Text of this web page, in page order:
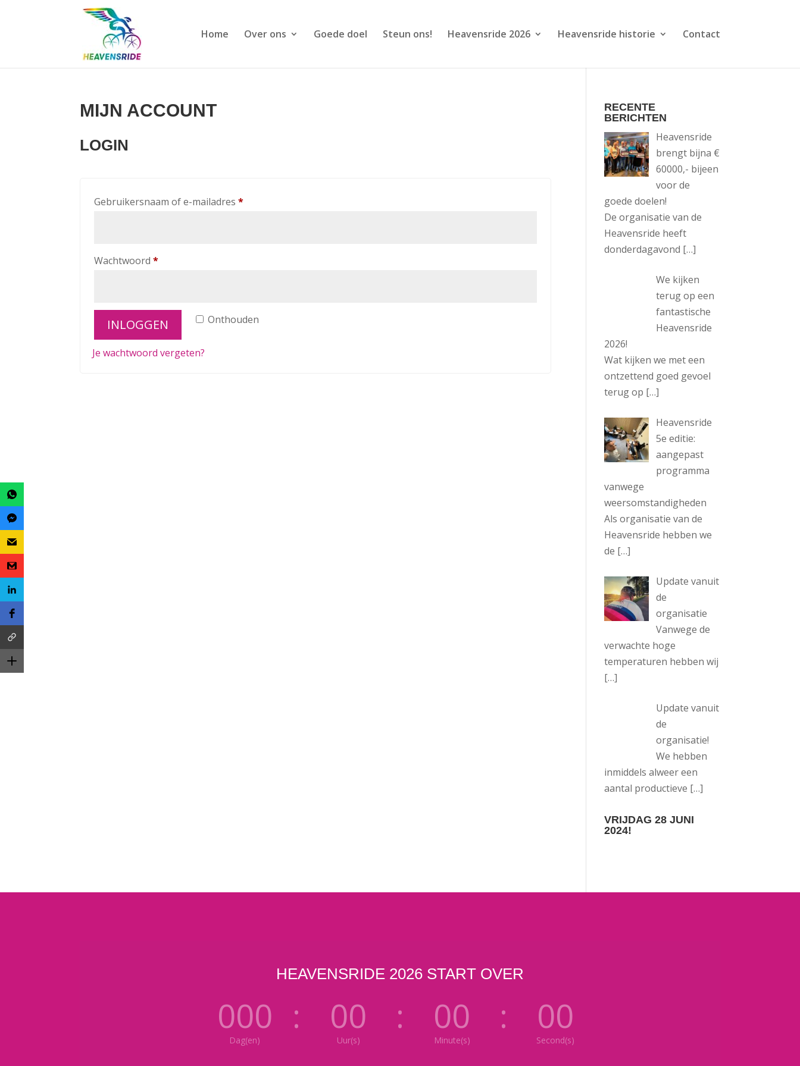
Home Over ons Goede doel Steun ons! Heavensride 2026 Heavensride historie Contact
MIJN ACCOUNT
LOGIN
Gebruikersnaam of e-mailadres*Vereist
Wachtwoord*Vereist
Onthouden
INLOGGEN
Je wachtwoord vergeten?
RECENTE
BERICHTEN
Heavensride
brengt bijna €
60000,- bijeen
voor de
goede doelen!
De organisatie van de
Heavensride heeft
donderdagavond […]
We kijken
terug op een
fantastische
Heavensride
2026!
Wat kijken we met een
ontzettend goed gevoel
terug op […]
Heavensride
5e editie:
aangepast
programma
vanwege
weersomstandigheden
Als organisatie van de
Heavensride hebben we
de […]
Update vanuit
de
organisatie
Vanwege de
verwachte hoge
temperaturen hebben wij
[…]
Update vanuit
de
organisatie!
We hebben
inmiddels alweer een
aantal productieve […]
VRIJDAG 28 JUNI
2024!
HEAVENSRIDE 2026 START OVER
000
Dag(en)
: 00
Uur(s)
: 00
Minute(s)
: 00
Second(s)